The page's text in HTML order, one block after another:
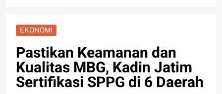
EKONOMI
Pastikan Keamanan dan
Kualitas MBG, Kadin Jatim
Sertifikasi SPPG di 6 Daerah